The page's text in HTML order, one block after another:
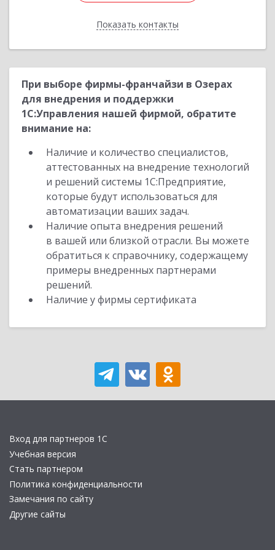
Показать контакты
Назад
При выборе фирмы-франчайзи в Озерах
для внедрения и поддержки
1С:Управления нашей фирмой, обратите
внимание на:
Наличие и количество специалистов,
аттестованных на внедрение технологий
и решений системы 1С:Предприятие,
которые будут использоваться для
автоматизации ваших задач.
Наличие опыта внедрения решений
в вашей или близкой отрасли. Вы можете
обратиться к справочнику, содержащему
примеры внедренных партнерами
решений.
Наличие у фирмы сертификата
Вход для партнеров 1С
Учебная версия
Стать партнером
Политика конфиденциальности
Замечания по сайту
Другие сайты